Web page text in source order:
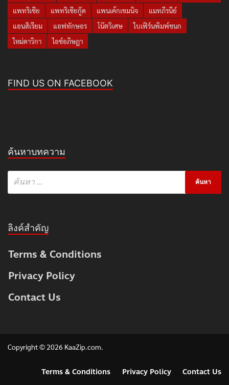
แพทริเซีย
แพทริเซียกู๊ด แพนเค้กเขมนิจ
แมทภีรนีย์
แอนสิเรียม
แอฟทักษอร โน๊ตวิเศษ
ใบเฟิร์นพิมพ์ชนก
ใหม่ดาวิกา
ไอซ์อภิษฎา
FIND US ON FACEBOOK
ค้นหาบทความ
ลิงค์สำคัญ
Terms & Conditions
Privacy Policy
Contact Us
Copyright © 2026 KaaZip.com.
Terms & Conditions Privacy Policy Contact Us